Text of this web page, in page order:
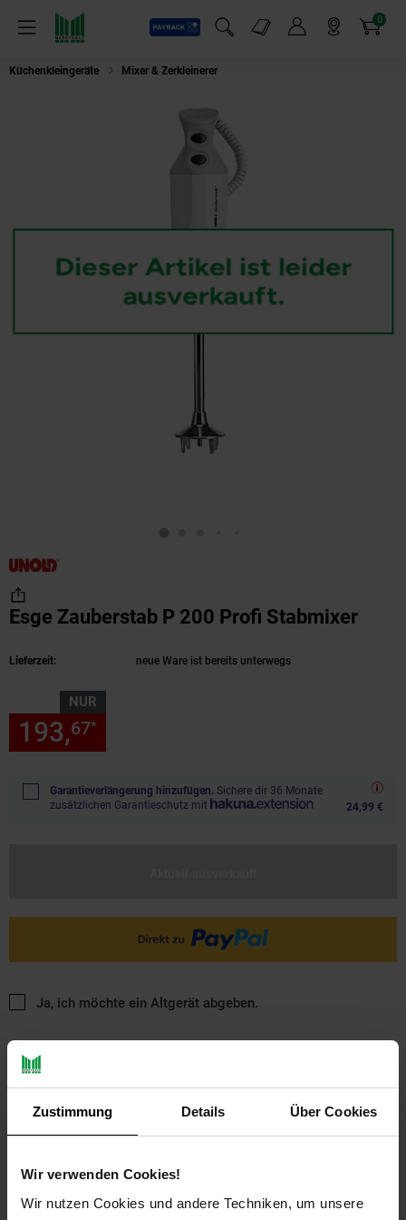
Zustimmung Details Über Cookies
Wir verwenden Cookies!
Wir nutzen Cookies und andere Techniken, um unsere
Menü
Payback
Suchfeld einblenden
Markt-Angebote 0
Artikel
Küchenkleingeräte Mixer & Zerkleinerer
Esge Zauberstab P 200 Profi Stabmixer
Lieferzeit: neue Ware ist bereits unterwegs
NUR
193,67*
Garantieverlängerung hinzufügen. Sichere dir 36 Monate
zusätzlichen Garantieschutz mit
24,99 €
Ja, ich möchte ein Altgerät abgeben.
PAYBACK